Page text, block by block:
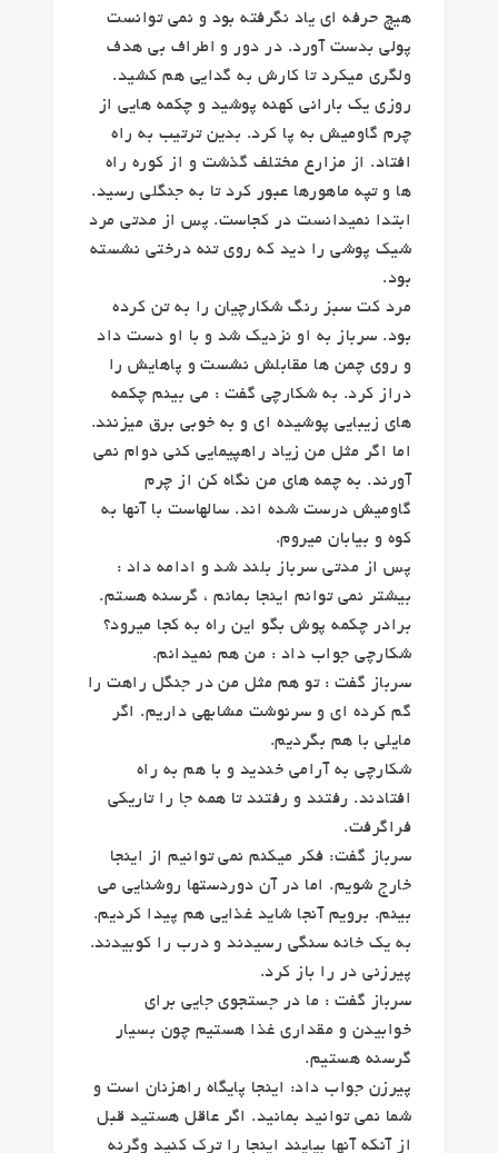
هیچ حرفه ای یاد نگرفته بود و نمی توانست
پولی بدست آورد. در دور و اطراف بی هدف
ولگری میکرد تا کارش به گدایی هم کشید.
روزی یک بارانی کهنه پوشید و چکمه هایی از
چرم گاومیش به پا کرد. بدین ترتیب به راه
افتاد. از مزارع مختلف گذشت و از کوره راه
ها و تپه ماهورها عبور کرد تا به جنگلی رسید.
ابتدا نمیدانست در کجاست. پس از مدتی مرد
شیک پوشی را دید که روی تنه درختی نشسته
بود.
مرد کت سبز رنگ شکارچیان را به تن کرده
بود. سرباز به او نزدیک شد و با او دست داد
و روی چمن ها مقابلش نشست و پاهایش را
دراز کرد. به شکارچی گفت : می بینم چکمه
های زیبایی پوشیده ای و به خوبی برق میزنند.
اما اگر مثل من زیاد راهپیمایی کنی دوام نمی
آورند. به چمه های من نگاه کن از چرم
گاومیش درست شده اند. سالهاست با آنها به
کوه و بیابان میروم.
پس از مدتی سرباز بلند شد و ادامه داد :
بیشتر نمی توانم اینجا بمانم ، گرسنه هستم.
برادر چکمه پوش بگو این راه به کجا میرود؟
شکارچی جواب داد : من هم نمیدانم.
سرباز گفت : تو هم مثل من در جنگل راهت را
گم کرده ای و سرنوشت مشابهی داریم. اگر
مایلی با هم بگردیم.
شکارچی به آرامی خندید و با هم به راه
افتادند. رفتند و رفتند تا همه جا را تاریکی
فراگرفت.
سرباز گفت: فکر میکنم نمی توانیم از اینجا
خارج شویم. اما در آن دوردستها روشنایی می
بینم. برویم آنجا شاید غذایی هم پیدا کردیم.
به یک خانه سنگی رسیدند و درب را کوبیدند.
پیرزنی در را باز کرد.
سرباز گفت : ما در جستجوی جایی برای
خوابیدن و مقداری غذا هستیم چون بسیار
گرسنه هستیم.
پیرزن جواب داد: اینجا پایگاه راهزنان است و
شما نمی توانید بمانید. اگر عاقل هستید قبل
از آنکه آنها بیایند اینجا را ترک کنید وگرنه